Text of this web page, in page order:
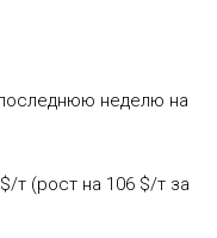
неделю на
т (рост на 106 $/т за